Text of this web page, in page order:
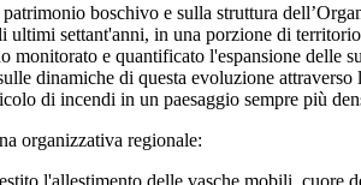
boschivo e sulla struttura
settant'anni, in una porzione di
monitorato e quantificato l'espansione delle
dinamiche di questa evoluzione
di incendi in un paesaggio sempre più
organizzativa regionale: